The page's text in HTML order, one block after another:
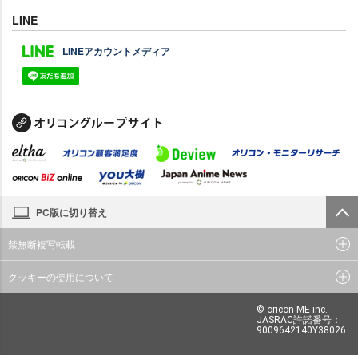
LINE
LINEアカウントメディア
PC版に切り替え
禁無断複写転載
クッキーの使用について
© oricon ME inc.
JASRAC許諾番号：
9009642140Y38026